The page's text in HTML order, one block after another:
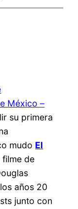
México –
su primera
mudo El
filme de
años 20
junto con